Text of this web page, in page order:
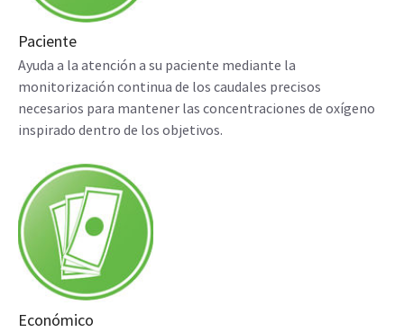
Paciente
Ayuda a la atención a su paciente mediante la
monitorización continua de los caudales precisos
necesarios para mantener las concentraciones de oxígeno
inspirado dentro de los objetivos.
Económico